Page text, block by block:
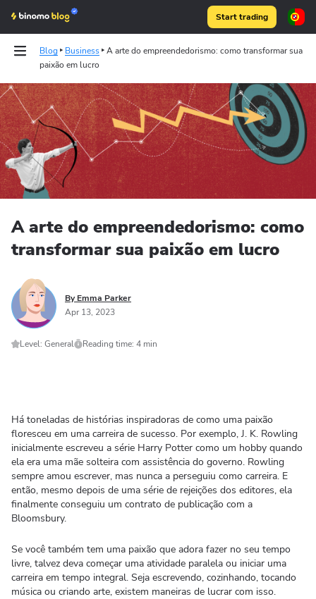
Start trading
Blog Business
A arte do empreendedorismo: como transformar sua
paixão em lucro
Binomo on Telegram
A arte do empreendedorismo: como
transformar sua paixão em lucro
By Emma Parker
Apr 13, 2023
Level: General Reading time: 4 min
Há toneladas de histórias inspiradoras de como uma paixão
floresceu em uma carreira de sucesso. Por exemplo, J. K. Rowling
inicialmente escreveu a série Harry Potter como um hobby quando
ela era uma mãe solteira com assistência do governo. Rowling
sempre amou escrever, mas nunca a perseguiu como carreira. E
então, mesmo depois de uma série de rejeições dos editores, ela
finalmente conseguiu um contrato de publicação com a
Bloomsbury.
Se você também tem uma paixão que adora fazer no seu tempo
livre, talvez deva começar uma atividade paralela ou iniciar uma
carreira em tempo integral. Seja escrevendo, cozinhando, tocando
música ou criando arte, existem maneiras de lucrar com isso.